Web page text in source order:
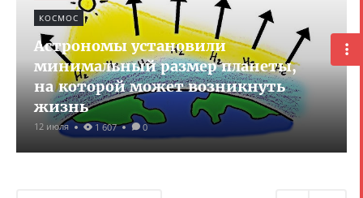
КОСМОС
Астрономы установили
минимальный размер планеты,
на которой может возникнуть
жизнь
12 июля 1 607 0